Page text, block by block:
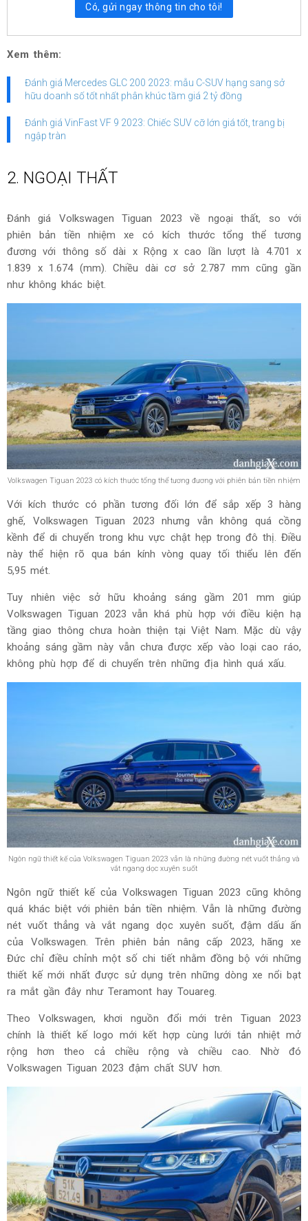
Có, gửi ngay thông tin cho tôi!
Xem thêm:
Đánh giá Mercedes GLC 200 2023: mẫu C-SUV hạng sang sở
hữu doanh số tốt nhất phân khúc tầm giá 2 tỷ đồng
Đánh giá VinFast VF 9 2023: Chiếc SUV cỡ lớn giá tốt, trang bị
ngập tràn
2. NGOẠI THẤT
Đánh giá Volkswagen Tiguan 2023 về ngoại thất, so với
phiên bản tiền nhiệm xe có kích thước tổng thể tương
đương với thông số dài x Rộng x cao lần lượt là 4.701 x
1.839 x 1.674 (mm). Chiều dài cơ sở 2.787 mm cũng gần
như không khác biệt.
Volkswagen Tiguan 2023 có kích thước tổng thể tương đương với phiên bản tiền nhiệm
Với kích thước có phần tương đối lớn để sắp xếp 3 hàng
ghế, Volkswagen Tiguan 2023 nhưng vẫn không quá cồng
kềnh để di chuyển trong khu vực chật hẹp trong đô thị. Điều
này thể hiện rõ qua bán kính vòng quay tối thiểu lên đến
5,95 mét.
Tuy nhiên việc sở hữu khoảng sáng gầm 201 mm giúp
Volkswagen Tiguan 2023 vẫn khá phù hợp với điều kiện hạ
tầng giao thông chưa hoàn thiện tại Việt Nam. Mặc dù vậy
khoảng sáng gầm này vẫn chưa được xếp vào loại cao ráo,
không phù hợp để di chuyển trên những địa hình quá xấu.
Ngôn ngữ thiết kế của Volkswagen Tiguan 2023 vẫn là những đường nét vuốt thẳng và
vắt ngang dọc xuyên suốt
Ngôn ngữ thiết kế của Volkswagen Tiguan 2023 cũng không
quá khác biệt với phiên bản tiền nhiệm. Vẫn là những đường
nét vuốt thẳng và vắt ngang dọc xuyên suốt, đậm dấu ấn
của Volkswagen. Trên phiên bản nâng cấp 2023, hãng xe
Đức chỉ điều chỉnh một số chi tiết nhằm đồng bộ với những
thiết kế mới nhất được sử dụng trên những dòng xe nổi bạt
ra mắt gần đây như Teramont hay Touareg.
Theo Volkswagen, khơi nguồn đổi mới trên Tiguan 2023
chính là thiết kế logo mới kết hợp cùng lưới tản nhiệt mở
rộng hơn theo cả chiều rộng và chiều cao. Nhờ đó
Volkswagen Tiguan 2023 đậm chất SUV hơn.